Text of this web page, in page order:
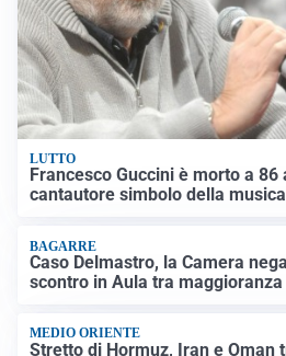
LUTTO
Francesco Guccini è morto a
cantautore simbolo della
BAGARRE
Caso Delmastro, la Camera
scontro in Aula tra
MEDIO ORIENTE
Stretto di Hormuz, Iran e Oman